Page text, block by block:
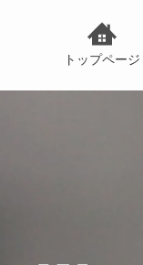
トップページ